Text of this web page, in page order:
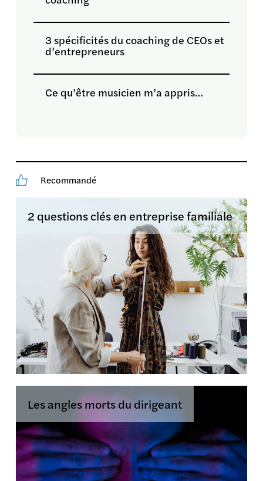
3 spécificités du coaching de CEOs et
d’entrepreneurs
Ce qu’être musicien m’a appris…
Recommandé
2 questions clés en entreprise familiale
Les angles morts du dirigeant